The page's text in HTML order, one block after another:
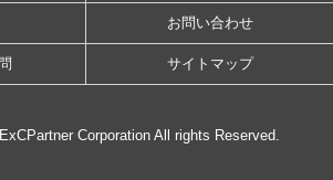
お問い合わせ
サイトマップ
Corporation All rights Reserved.